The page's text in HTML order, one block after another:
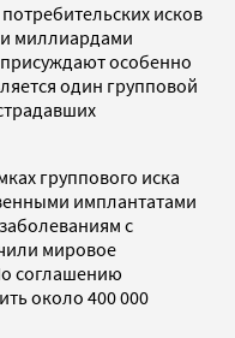
исков
миллиардами
особенно
один групповой
группового иска
имплантатами
с
мировое
соглашению
около 400 000